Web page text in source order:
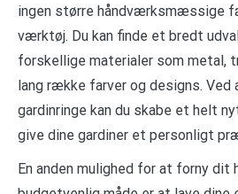
ingen større håndværksmæssige
værktøj. Du kan finde et bredt
forskellige materialer som metal,
lang række farver og designs.
gardinringe kan du skabe et helt
give dine gardiner et personligt
En anden mulighed for at forny dit